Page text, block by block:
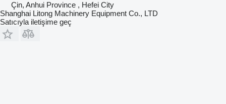
Çin, Anhui Province , Hefei City
Shanghai Litong Machinery Equipment Co., LTD
Satıcıyla iletişime geç